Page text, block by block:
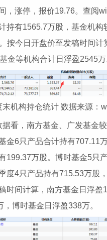
，涨停，报价19.76。查阅
持有1565.7万股，基金机构
按今日开盘价至发稿时间计
金等机构合计日浮盈2545万
构持仓统计 数据来源：
，南方基金、广发基金较
金6只产品合计持有707.11
199.37万股。博时基金5只
度4只产品持有715.53万股
时间计算，南方基金日浮盈
，博时基金日浮盈338万。